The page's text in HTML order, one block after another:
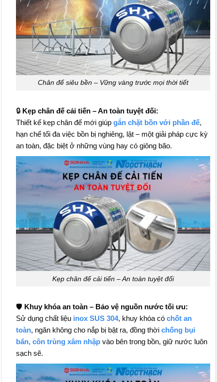
Chân đế siêu bền – Vững vàng trước mọi thời tiết
🔒 Kẹp chân đế cải tiến – An toàn tuyệt đối:
Thiết kế kẹp chân đế mới giúpgắn chặt bồn với phần đế,
hạn chế tối đa việc bồn bị nghiêng, lật – một giải pháp cực kỳ
an toàn, đặc biệt ở những vùng hay có giông bão.
Kẹp chân đế cải tiến – An toàn tuyệt đối
🛡 Khuy khóa an toàn – Bảo vệ nguồn nước tối ưu:
Sử dụng chất liệu inox SUS 304, khuy khóa cóchốt an
toàn, ngăn không cho nắp bị bật ra, đồng thờichống bụi
bẩn, côn trùng xâm nhập vào bên trong bồn, giữ nước luôn
sạch sẽ.